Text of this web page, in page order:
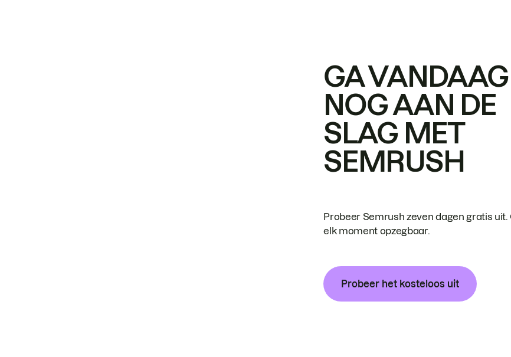
GA VANDAAG
NOG AAN DE
SLAG MET
SEMRUSH
Probeer Semrush zeven dagen gratis uit.
elk moment opzegbaar.
Probeer het kosteloos uit